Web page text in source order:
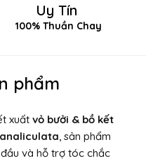
Uy Tín
100% Thuần Chay
phẩm
xuất vỏ bưởi & bồ kết
, sản phẩm
và hỗ trợ tóc chắc